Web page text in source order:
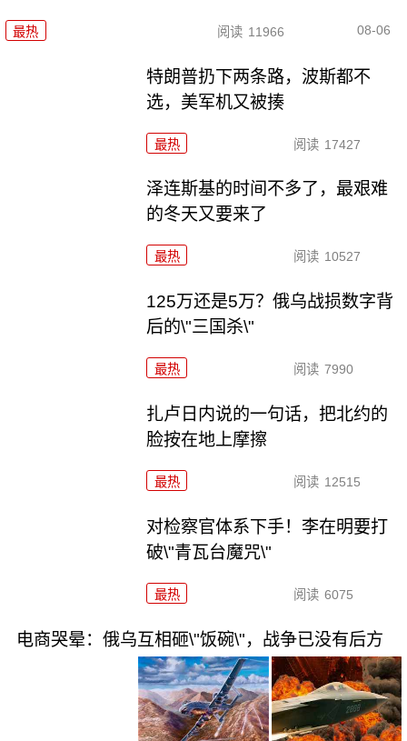
最热 阅读 11966 08-06
特朗普扔下两条路，波斯都不
选，美军机又被揍
最热 阅读 17427
泽连斯基的时间不多了，最艰难
的冬天又要来了
最热 阅读 10527
125万还是5万？俄乌战损数字背
后的\"三国杀\"
最热 阅读 7990
扎卢日内说的一句话，把北约的
脸按在地上摩擦
最热 阅读 12515
对检察官体系下手！李在明要打
破\"青瓦台魔咒\"
最热 阅读 6075
电商哭晕：俄乌互相砸\"饭碗\"，战争已没有后方